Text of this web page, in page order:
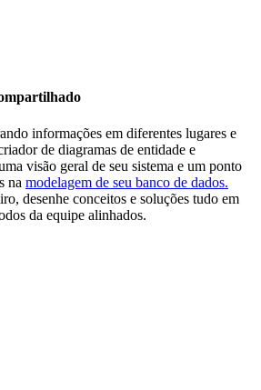
informações em diferentes lugares e
de diagramas de entidade e
visão geral de seu sistema e um ponto
na modelagem de seu banco de dados.
desenhe conceitos e soluções tudo em
da equipe alinhados.